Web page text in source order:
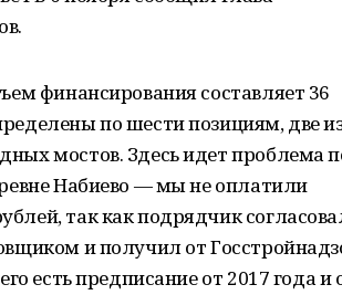
финансирования составляет 36
по шести позициям, две
мостов. Здесь идет проблема
Набиево — мы не оплатили
так как подрядчик
и получил от
есть предписание от 2017 года и